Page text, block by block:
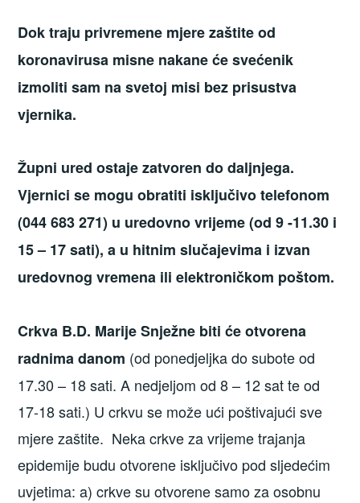
Dok traju privremene mjere zaštite od
koronavirusa misne nakane će svećenik
izmoliti sam na svetoj misi bez prisustva
vjernika.
Župni ured ostaje zatvoren do daljnjega.
Vjernici se mogu obratiti isključivo telefonom
(044 683 271) u uredovno vrijeme (od 9 -11.30 i
15 – 17 sati), a u hitnim slučajevima i izvan
uredovnog vremena ili elektroničkom poštom.
Crkva B.D. Marije Snježne biti će otvorena
radnima danom (od ponedjeljka do subote od
17.30 – 18 sati. A nedjeljom od 8 – 12 sat te od
17-18 sati.) U crkvu se može ući poštivajući sve
mjere zaštite. Neka crkve za vrijeme trajanja
epidemije budu otvorene isključivo pod sljedećim
uvjetima: a) crkve su otvorene samo za osobnu